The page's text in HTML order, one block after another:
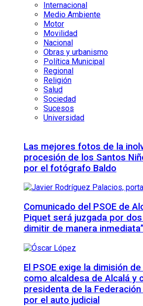
Internacional
Medio Ambiente
Motor
Movilidad
Nacional
Obras y urbanismo
Política Municipal
Regional
Religión
Salud
Sociedad
Sucesos
Universidad
Las mejores fotos de la
procesión de los Santos
por el fotógrafo Baldo
Comunicado del PSOE de
Piquet será juzgada por
dimitir de manera inmediata”
El PSOE exige la dimisión
como alcaldesa de Alcalá y
presidenta de la
por el auto judicial